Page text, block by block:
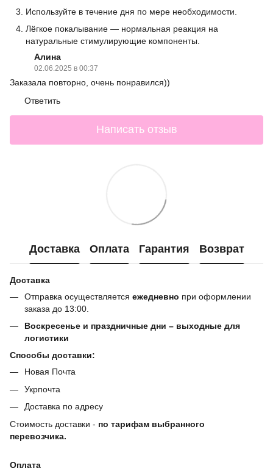
Используйте в течение дня по мере необходимости.
Лёгкое покалывание — нормальная реакция на
натуральные стимулирующие компоненты.
Алина
02.06.2025 в 00:37
Заказала повторно, очень понравился))
Ответить
Написать отзыв
Доставка Оплата Гарантия Возврат
Доставка
Отправка осуществляется ежедневно при оформлении
заказа до 13:00.
Воскресенье и праздничные дни – выходные для
логистики
Способы доставки:
Новая Почта
Укрпочта
Доставка по адресу
Стоимость доставки - по тарифам выбранного
перевозчика.
Оплата